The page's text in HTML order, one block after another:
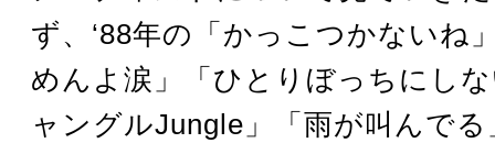
ず、‘88年の「かっこつかないね
めんよ涙」「ひとりぼっちにし
ャングルJungle」「雨が叫んで